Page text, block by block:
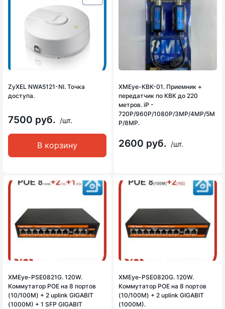
ZyXEL NWA5121-NI. Точка
доступа.
7500 руб. /шт.
В корзину
XMEye-КВК-01. Приемник +
передатчик по КВК до 220
метров. iP -
720P/960P/1080P/3MP/4MP/5M
P/8MP.
2600 руб. /шт.
XMEye-PSE0821G. 120W.
Коммутатор POE на 8 портов
(10/100M) + 2 uplink GIGABIT
(1000M) + 1 SFP GIGABIT
XMEye-PSE0820G. 120W.
Коммутатор POE на 8 портов
(10/100M) + 2 uplink GIGABIT
(1000M).